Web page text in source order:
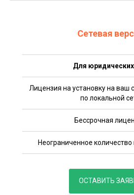
Сетевая
Для
Лицензия на установку на ваш
по локальной
Бессрочная
Неограниченное
ОСТАВИТЬ